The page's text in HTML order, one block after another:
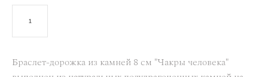
Браслет-дорожка из камней 8 см "Чакры человека"